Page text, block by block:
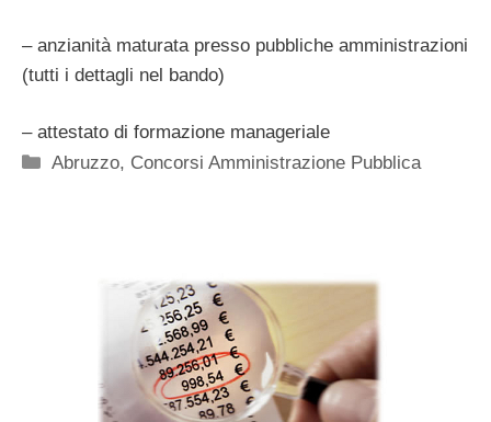
– anzianità maturata presso pubbliche amministrazioni
(tutti i dettagli nel bando)
– attestato di formazione manageriale
Categorie
Abruzzo, Concorsi Amministrazione Pubblica